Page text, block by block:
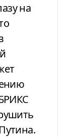
на